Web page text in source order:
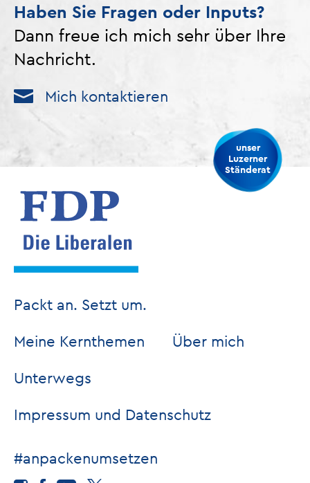
Haben Sie Fragen oder Inputs?
Dann freue ich mich sehr über Ihre
Nachricht.
Mich kontaktieren
unser
Luzerner
Ständerat
Packt an. Setzt um.
Meine Kernthemen
Über mich
Unterwegs
Impressum und Datenschutz
#anpackenumsetzen